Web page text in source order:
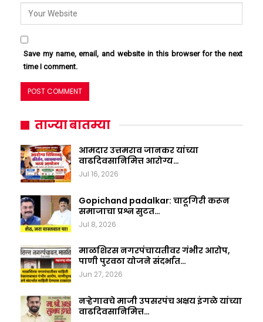
Save my name, email, and website in this browser for the next
time I comment.
ताज्या बातम्या
आमदार उत्तमराव जानकर यांच्या
वाढदिवसानिमित्त आरोग्य…
Jul 16, 2026
Gopichand padalkar: चाटूगिरी करून
समाजाचा प्रश्न सुटत…
Jul 8, 2026
माळशिरस नगरपंचायतीवर गंभीर आरोप,
पाणी पुरवठा योजने संदर्भात…
Jun 27, 2026
नऱ्हेगावचे माजी उपसरपंच अक्षय इंगळे यांच्या
वाढदिवसानिमित्त…